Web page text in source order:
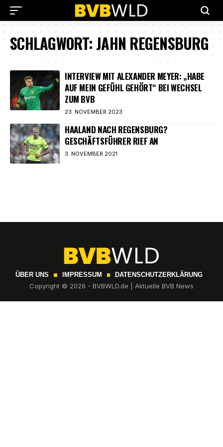
SCHLAGWORT:JAHN REGENSBURG
INTERVIEW MIT ALEXANDER MEYER: „HABE
AUF MEIN GEFÜHL GEHÖRT“ BEI WECHSEL
ZUM BVB
23. NOVEMBER 2023
HAALAND NACH REGENSBURG?
GESCHÄFTSFÜHRER RIEF AN
3. NOVEMBER 2021
ÜBER UNS IMPRESSUM DATENSCHUTZERKLÄRUNG
Copyright © 2026 - BVBWLD.de | Aktuelle BVB News